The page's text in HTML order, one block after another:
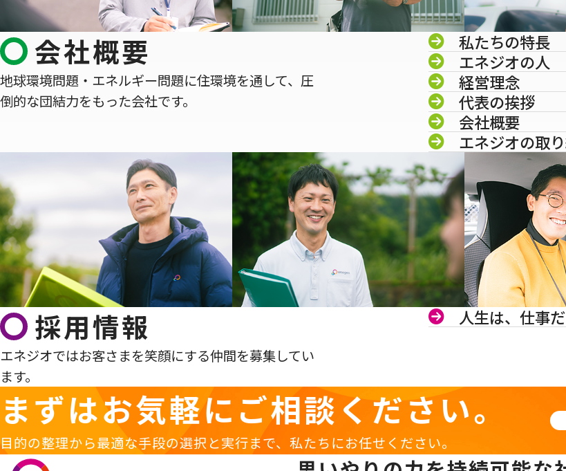
会社概要
地球環境問題・エネルギー問題に住環境を通して、圧
倒的な団結力をもった会社です。
私たちの特長
エネジオの人
経営理念
代表の挨拶
会社概要
エネジオの取
採用情報
エネジオではお客さまを笑顔にする仲間を募集してい
ます。
人生は、仕事
まずはお気軽に ご相談ください。
目的の整理から最適な手段の選択と実行まで、私たちにお任せください。